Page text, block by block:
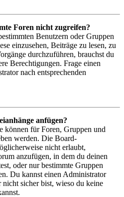
Foren nicht zugreifen?
Benutzern oder Gruppen
einzusehen, Beiträge zu lesen, zu
durchzuführen, brauchst du
Berechtigungen. Frage einen
nach entsprechenden
anfügen?
können für Foren, Gruppen und
werden. Die Board-
nicht erlaubt,
anzufügen, in dem du deinen
oder nur bestimmte Gruppen
Du kannst einen Administrator
sicher bist, wieso du keine